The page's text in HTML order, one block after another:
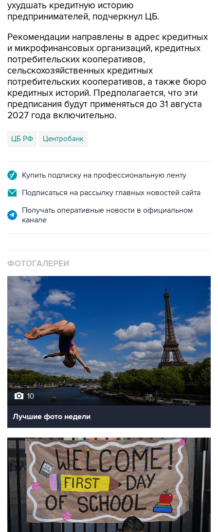
ухудшать кредитную историю
предпринимателей, подчеркнул ЦБ.
Рекомендации направлены в адрес кредитных
и микрофинансовых организаций, кредитных
потребительских кооперативов,
сельскохозяйственных кредитных
потребительских кооперативов, а также бюро
кредитных историй. Предполагается, что эти
предписания будут применяться до 31 августа
2027 года включительно.
ЦБ РФ Центробанк
Купить подписку на профессиональную ленту
Подписаться на рассылку главных новостей сайта
Получать оперативные новости в официальном
канале
ФОТОГАЛЕРЕИ
10
Лучшие фото недели